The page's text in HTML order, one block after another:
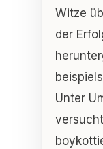
Witze
der
Unter